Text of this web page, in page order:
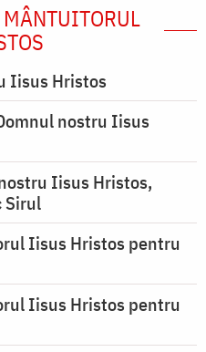
Iisus Hristos
nostru Iisus
Iisus Hristos,
Sirul
Iisus Hristos pentru
Iisus Hristos pentru